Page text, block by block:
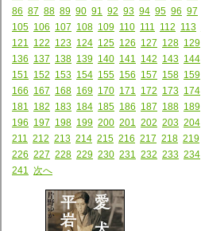
86 87 88 89 90 91 92 93 94 95 96 97
105 106 107 108 109 110 111 112 113
121
122 123 124 125 126 127 128 129
136 137 138 139 140 141 142 143 144
151
152 153 154 155 156 157 158 159
166 167 168 169 170 171 172 173 174
181
182 183 184 185 186 187 188 189
196 197 198 199 200 201 202 203 204
211
212 213 214 215 216 217 218 219
226 227 228 229 230 231 232 233 234
241
次へ